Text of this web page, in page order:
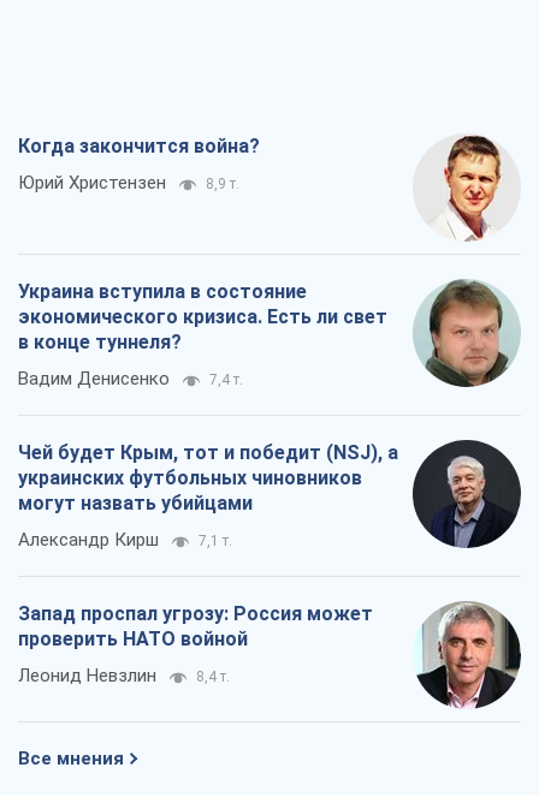
Когда закончится война?
Юрий Христензен 8,9 т.
Украина вступила в состояние
экономического кризиса. Есть ли свет
в конце туннеля?
Вадим Денисенко 7,4 т.
Чей будет Крым, тот и победит (NSJ), а
украинских футбольных чиновников
могут назвать убийцами
Александр Кирш 7,1 т.
Запад проспал угрозу: Россия может
проверить НАТО войной
Леонид Невзлин 8,4 т.
Все мнения